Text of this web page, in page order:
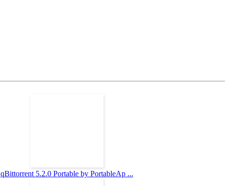
qBittorrent 5.2.0 Portable by PortableAp ...